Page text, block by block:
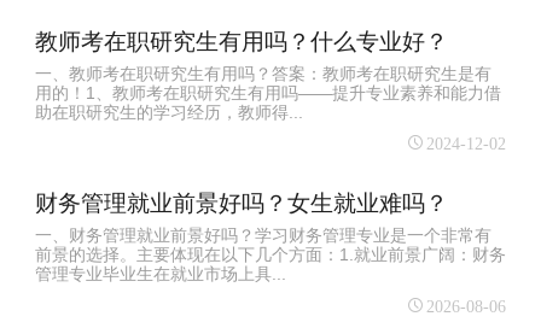
教师考在职研究生有用吗？什么专业好？
一、教师考在职研究生有用吗？答案：教师考在职研究生是有
用的！1、教师考在职研究生有用吗——提升专业素养和能力借
助在职研究生的学习经历，教师得...
2024-12-02
财务管理就业前景好吗？女生就业难吗？
一、财务管理就业前景好吗？学习财务管理专业是一个非常有
前景的选择。主要体现在以下几个方面：1.就业前景广阔：财务
管理专业毕业生在就业市场上具...
2026-08-06